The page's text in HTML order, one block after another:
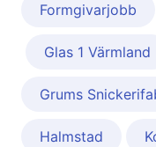
Formgivarjobb
Glas 1 Värmland
Grums
Halmstad